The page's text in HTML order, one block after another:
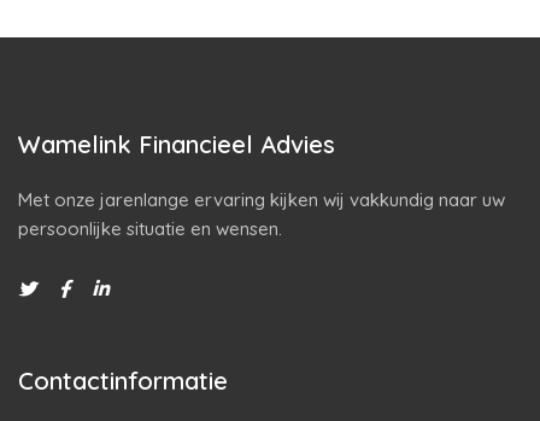
Wamelink Financieel Advies
Met onze jarenlange ervaring kijken wij vakkundig naar uw
persoonlijke situatie en wensen.
Contactinformatie